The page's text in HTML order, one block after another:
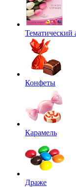
Тематический
Конфеты
Карамель
Драже